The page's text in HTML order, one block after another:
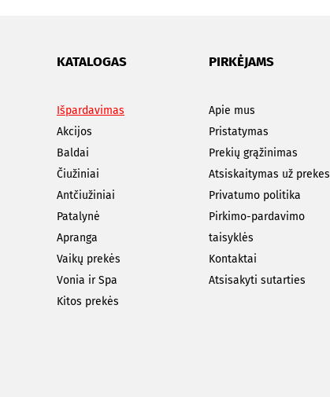
KATALOGAS
Išpardavimas
Akcijos
Baldai
Čiužiniai
Antčiužiniai
Patalynė
Apranga
Vaikų prekės
Vonia ir Spa
Kitos prekės
PIRKĖJAMS
Apie mus
Pristatymas
Prekių grąžinimas
Atsiskaitymas už prekes
Privatumo politika
Pirkimo-pardavimo
taisyklės
Kontaktai
Atsisakyti sutarties